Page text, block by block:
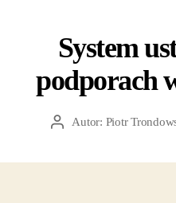
System
podporach
Autor: Piotr